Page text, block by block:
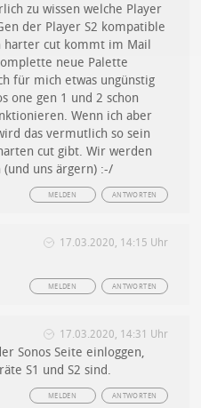
zu wissen welche Player
der Player S2 kompatible
harter cut kommt im Mail
neue Palette
für mich etwas ungünstig
one gen 1 und 2 schon
Wenn ich aber
das vermutlich so sein
cut gibt. Wir werden
uns ärgern) :-/
ANTWORTEN
MELDEN
17.03.2020, 14:15 Uhr
ANTWORTEN
MELDEN
17.03.2020, 14:31 Uhr
Sonos Seite einloggen,
S1 und S2 sind.
ANTWORTEN
MELDEN